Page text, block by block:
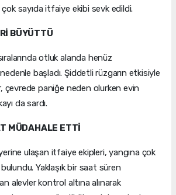
çok sayıda itfaiye ekibi sevk edildi.
BÜYÜTTÜ
otluk alanda henüz
başladı. Şiddetli rüzgarın etkisiyle
çevrede paniğe neden olurken evin
da sardı.
MÜDAHALE ETTİ
ulaşan itfaiye ekipleri, yangına çok
Yaklaşık bir saat süren
alevler kontrol altına alınarak